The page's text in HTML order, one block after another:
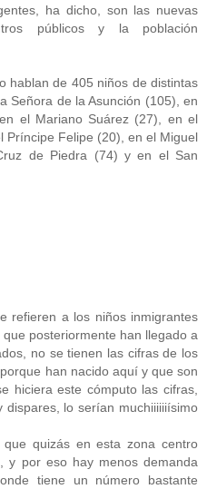
ha dicho, son las nuevas
públicos y la población
hablan de 405 niños de distintas
Señora de la Asunción (105), en
el Mariano Suárez (27), en el
Príncipe Felipe (20), en el Miguel
de Piedra (74) y en el San
refieren a los niños inmigrantes
posteriormente han llegado a
no se tienen las cifras de los
han nacido aquí y que son
hiciera este cómputo las cifras,
lo serían muchiiiiiiísimo
quizás en esta zona centro
y por eso hay menos demanda
tiene un número bastante